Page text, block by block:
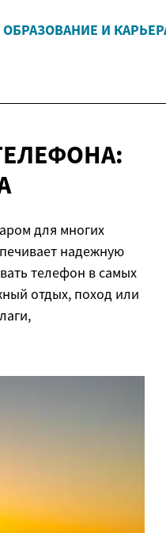
ОБРАЗОВАНИЕ И
для многих
надежную
телефон в самых
отдых, поход или